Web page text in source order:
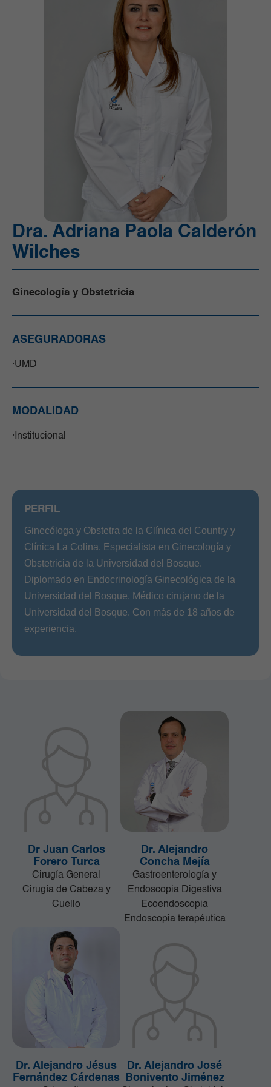
Ortopedia y Traumatología
Radiología e Imágenes Diagnósticas
Servicios Quirúrgicos
Unidad de Cuidado Crítico Especializado
Unidad de Mama y Tumores de Tejidos Blandos
Dra. Adriana Paola Calderón
Wilches
Ginecología y Obstetricia
ASEGURADORAS
UMD
MODALIDAD
Institucional
PERFIL
Ginecóloga y Obstetra de la Clínica del Country y
Clínica La Colina. Especialista en Ginecología y
Obstetricia de la Universidad del Bosque.
Diplomado en Endocrinología Ginecológica de la
Universidad del Bosque. Médico cirujano de la
Universidad del Bosque. Con más de 18 años de
experiencia.
Dr Juan Carlos
Forero Turca
Cirugía General
Cirugía de Cabeza y
Cuello
Dr. Alejandro
Concha Mejía
Gastroenterología y
Endoscopia Digestiva
Ecoendoscopia
Endoscopia terapéutica
Dr. Alejandro Jésus
Fernández Cárdenas
Dr. Alejandro José
Bonivento Jiménez